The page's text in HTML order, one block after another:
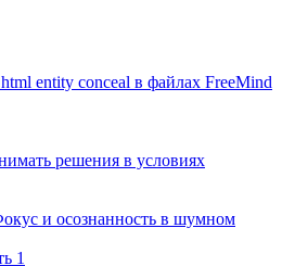
entity conceal в файлах FreeMind
решения в условиях
и осознанность в шумном
1